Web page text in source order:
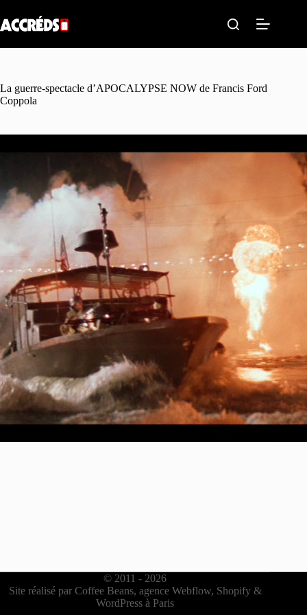
au
contenu
La guerre-spectacle d’APOCALYPSE NOW de Francis Ford
Coppola
© 2011 - 2026
Site réalisé par Coffee Beans, agence Webflow, Shopify &
WordPress à Paris